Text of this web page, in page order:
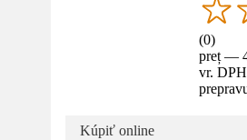
(0)
preț —
vr.
Kúpiť online